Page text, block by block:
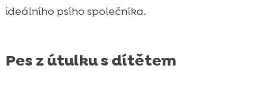
ideálního psího společníka.
Pes z útulku s dítětem